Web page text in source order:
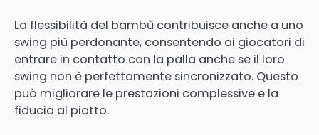
La flessibilità del bambù contribuisce anche a uno
swing più perdonante, consentendo ai giocatori di
entrare in contatto con la palla anche se il loro
swing non è perfettamente sincronizzato. Questo
può migliorare le prestazioni complessive e la
fiducia al piatto.